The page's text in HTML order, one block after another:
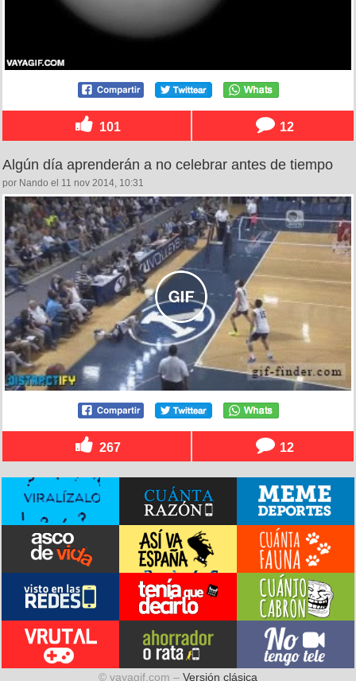
101 12
Algún día aprenderán a no celebrar antes de tiempo
por Nando el 11 nov 2014, 10:31
267 12
© vayagif.com – Versión clásica